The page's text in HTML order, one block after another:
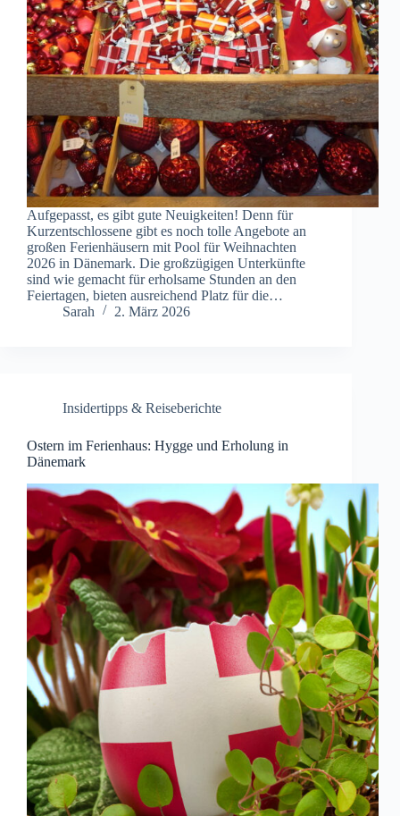
Aufgepasst, es gibt gute Neuigkeiten! Denn für
Kurzentschlossene gibt es noch tolle Angebote an
großen Ferienhäusern mit Pool für Weihnachten
2026 in Dänemark. Die großzügigen Unterkünfte
sind wie gemacht für erholsame Stunden an den
Feiertagen, bieten ausreichend Platz für die…
Sarah
2. März 2026
Insidertipps & Reiseberichte
Ostern im Ferienhaus: Hygge und Erholung in
Dänemark